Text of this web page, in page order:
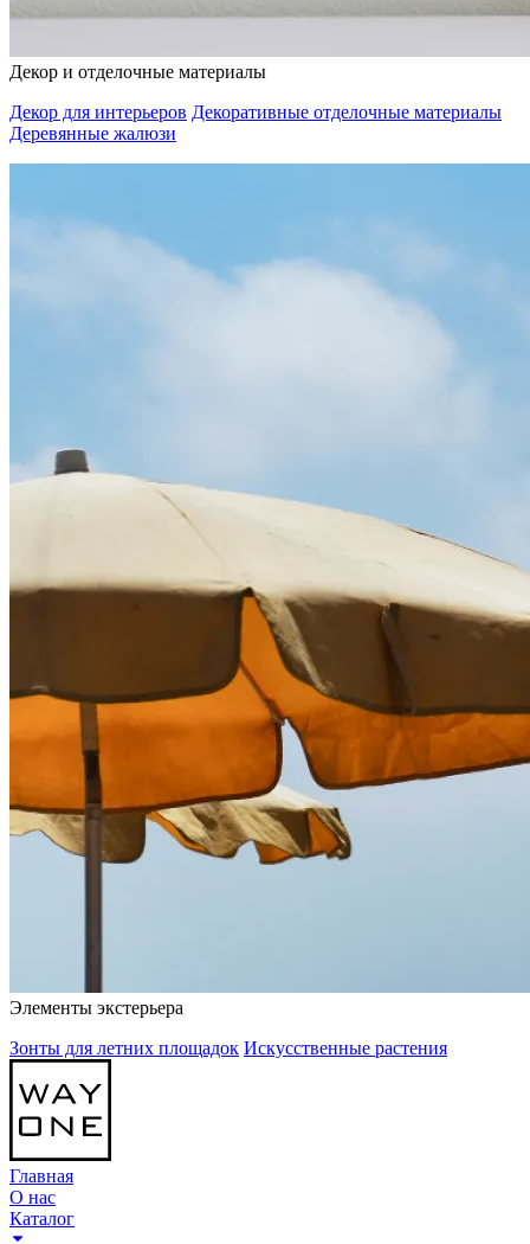
Декор и отделочные материалы
Декор для интерьеров Декоративные отделочные материалы
Деревянные жалюзи
Элементы экстерьера
Зонты для летних площадок Искусственные растения
Главная
О нас
Каталог